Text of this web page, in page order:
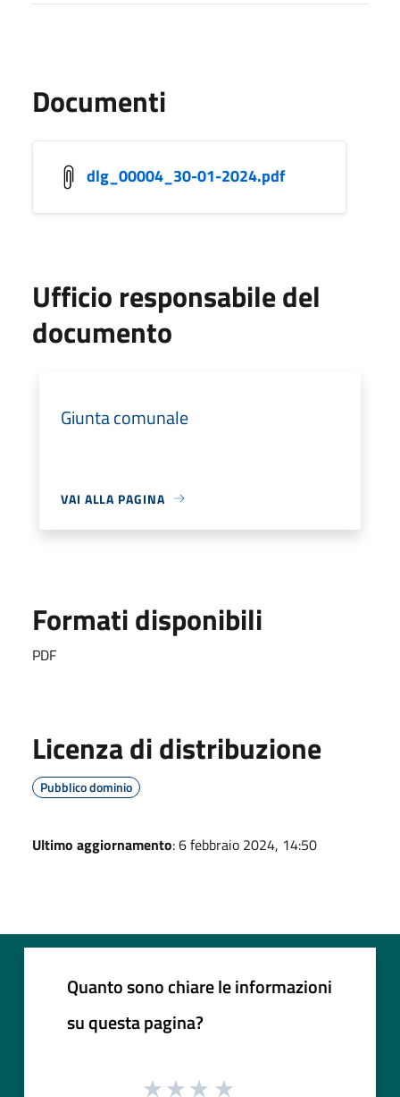
Documenti
dlg_00004_30-01-2024.pdf
Ufficio responsabile del
documento
Giunta comunale
VAI ALLA PAGINA
Formati disponibili
PDF
Licenza di distribuzione
Pubblico dominio
Ultimo aggiornamento: 6 febbraio 2024, 14:50
Quanto sono chiare le informazioni
su questa pagina?